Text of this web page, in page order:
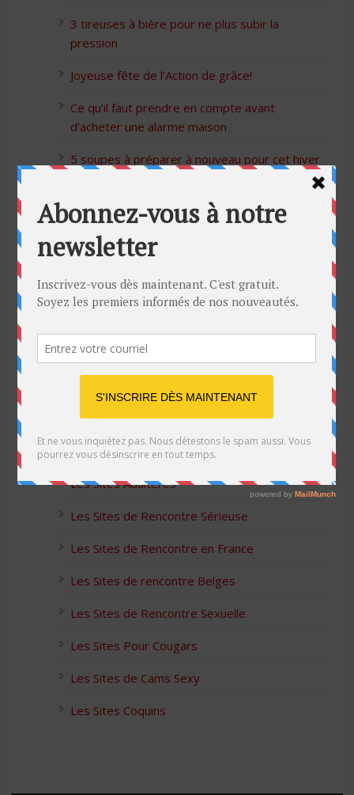
3 tireuses à bière pour ne plus subir la
pression
Joyeuse fête de l’Action de grâce!
Ce qu’il faut prendre en compte avant
d’acheter une alarme maison
5 soupes à préparer à nouveau pour cet hiver
5 idées cadeaux Moulinex pour votre mère
pour l’Action de Grâce
Blague de café: Une femme infidèle trompe
son mari
Listes des Sites de Rencontre
Les Sites Libertins
Les Apps pour les Couples Échangistes
Les Sites Adultères
Les Sites de Rencontre Sérieuse
Les Sites de Rencontre en France
Les Sites de rencontre Belges
Les Sites de Rencontre Sexuelle
Les Sites Pour Cougars
Les Sites de Cams Sexy
Les Sites Coquins